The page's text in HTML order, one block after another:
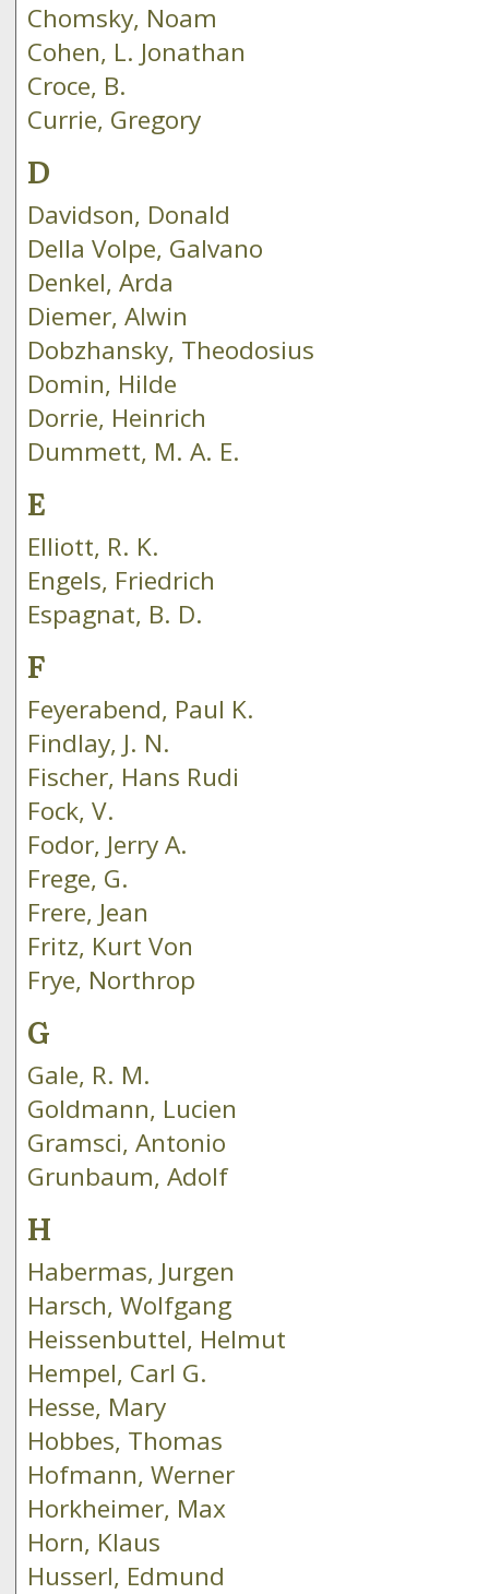
Chomsky, Noam
Cohen, L. Jonathan
Croce, B.
Currie, Gregory
D
Davidson, Donald
Della Volpe, Galvano
Denkel, Arda
Diemer, Alwin
Dobzhansky, Theodosius
Domin, Hilde
Dorrie, Heinrich
Dummett, M. A. E.
E
Elliott, R. K.
Engels, Friedrich
Espagnat, B. D.
F
Feyerabend, Paul K.
Findlay, J. N.
Fischer, Hans Rudi
Fock, V.
Fodor, Jerry A.
Frege, G.
Frere, Jean
Fritz, Kurt Von
Frye, Northrop
G
Gale, R. M.
Goldmann, Lucien
Gramsci, Antonio
Grunbaum, Adolf
H
Habermas, Jurgen
Harsch, Wolfgang
Heissenbuttel, Helmut
Hempel, Carl G.
Hesse, Mary
Hobbes, Thomas
Hofmann, Werner
Horkheimer, Max
Horn, Klaus
Husserl, Edmund